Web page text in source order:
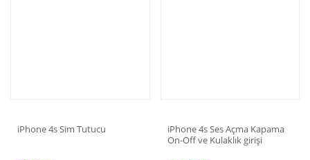
iPhone 4s Sim Tutucu
iPhone 4s Ses Açma Kapama
On-Off ve Kulaklık girişi